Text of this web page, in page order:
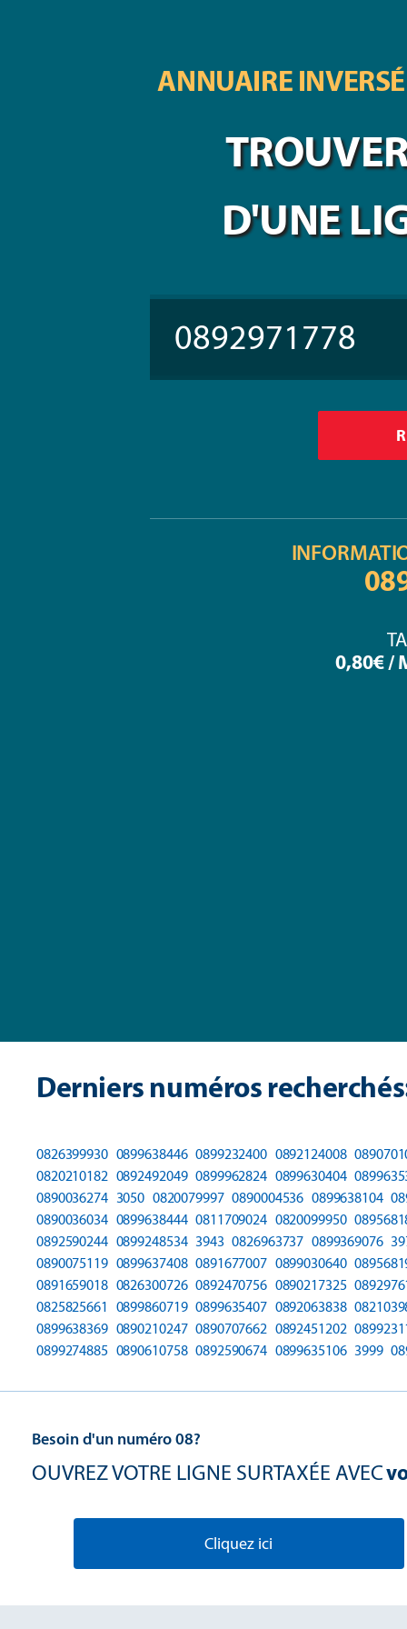
ANNUAIRE
D'UNE
0,80€ /
Derniers numéros
0826399930 0899638446 0899232400 0892124008
0820210182 0892492049 0899962824 0899630404
0890036274 3050 0820079997 0890004536 0899638104
0890036034 0899638444 0811709024 0820099950
0892590244 0899248534 3943 0826963737 0899369076
0890075119 0899637408 0891677007 0899030640
0891659018 0826300726 0892470756 0890217325
0825825661 0899860719 0899635407 0892063838
0899638369 0890210247 0890707662 0892451202
0899274885 0890610758 0892590674 0899635106 3999
Besoin d'un numéro 08?
OUVREZ VOTRE LIGNE SURTAXÉE AVEC
Cliquez ici